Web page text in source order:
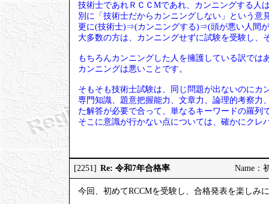
技術士であれＲＣＣМであれ、カンニングする人
別に「技術士だからカンニングしない」という意
更に(技術士)⇒(カンニングする)⇒(頭が悪い人間
大多数の方は、カンニングせずに試験を受験し、
もちろんカンニングした人を擁護している訳では
カンニングは悪いことです。
そもそも技術士試験は、同じ問題が出ないのにカ
専門知識、題意把握能力、文章力、論理的考察力
た解答が必要で合って、単なるキーワードの羅列
そこに意識が行かない点については、確かにクレ
[2251] Re: 令和7年合格率 Name：
今回、初めてRCCMを受験し、合格発表を楽しみ